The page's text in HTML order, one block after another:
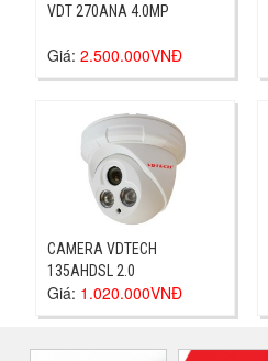
VDT 270ANA 4.0MP
Giá:2.500.000VNĐ
CAMERA VDTECH
135AHDSL 2.0
Giá: 1.020.000VNĐ